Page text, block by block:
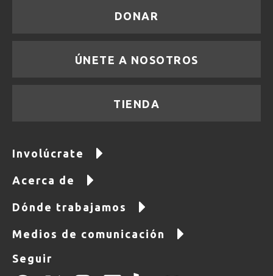
DONAR
ÚNETE A NOSOTROS
TIENDA
Involúcrate
Acerca de
Dónde trabajamos
Medios de comunicación
Seguir